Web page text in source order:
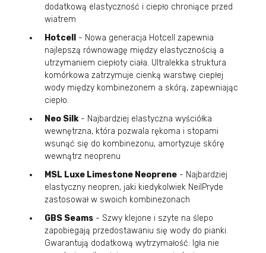
dodatkową elastyczność i ciepło chroniące przed
wiatrem
Hotcell
- Nowa generacja Hotcell zapewnia
najlepszą równowagę między elastycznością a
utrzymaniem ciepłoty ciała. Ultralekka struktura
komórkowa zatrzymuje cienką warstwę ciepłej
wody między kombinezonem a skórą, zapewniając
ciepło.
Neo Silk- Najbardziej elastyczna wyściółka
wewnętrzna, która pozwala rękoma i stopami
wsunąć się do kombinezonu, amortyzuje skórę
wewnątrz neoprenu
MSL Luxe Limestone Neoprene - Najbardziej
elastyczny neopren, jaki kiedykolwiek NeilPryde
zastosował w swoich kombinezonach
GBS Seams - Szwy klejone i szyte na ślepo
zapobiegają przedostawaniu się wody do pianki.
Gwarantują dodatkową wytrzymałość: Igła nie